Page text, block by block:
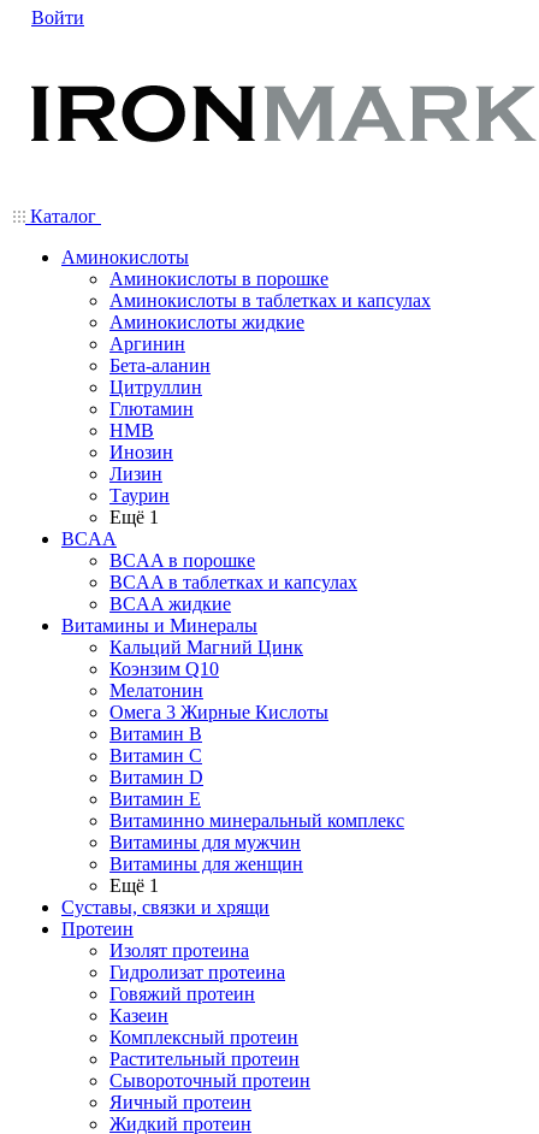
Войти
Каталог
Аминокислоты
Аминокислоты в порошке
Аминокислоты в таблетках и капсулах
Аминокислоты жидкие
Аргинин
Бета-аланин
Цитруллин
Глютамин
HMB
Инозин
Лизин
Таурин
Ещё 1
BCAA
BCAA в порошке
BCAA в таблетках и капсулах
BCAA жидкие
Витамины и Минералы
Кальций Магний Цинк
Коэнзим Q10
Мелатонин
Омега 3 Жирные Кислоты
Витамин B
Витамин C
Витамин D
Витамин E
Витаминно минеральный комплекс
Витамины для мужчин
Витамины для женщин
Ещё 1
Суставы, связки и хрящи
Протеин
Изолят протеина
Гидролизат протеина
Говяжий протеин
Казеин
Комплексный протеин
Растительный протеин
Сывороточный протеин
Яичный протеин
Жидкий протеин